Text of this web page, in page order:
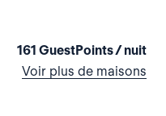
161 GuestPoints / nuit
Voir plus de maisons